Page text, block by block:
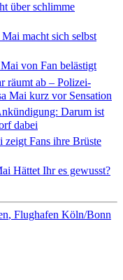
über schlimme
Mai macht sich selbst
Mai von Fan belästigt
räumt ab – Polizei-
Mai kurz vor Sensation
Darum ist
dabei
zeigt Fans ihre Brüste
Hättet Ihr es gewusst?
Flughafen Köln/Bonn